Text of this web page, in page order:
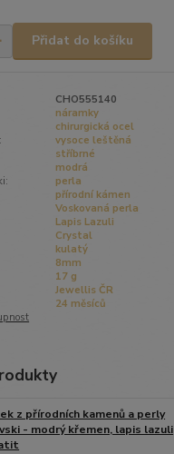
Přidat do košíku
CHO555140
náramky
chirurgická ocel
vysoce leštěná
stříbrné
modrá
perla
přírodní kámen
Voskovaná perla
Lapis Lazuli
Crystal
kulatý
8mm
17 g
Jewellis ČR
24 měsíců
z přírodních kamenů a perly
- modrý křemen, lapis lazuli